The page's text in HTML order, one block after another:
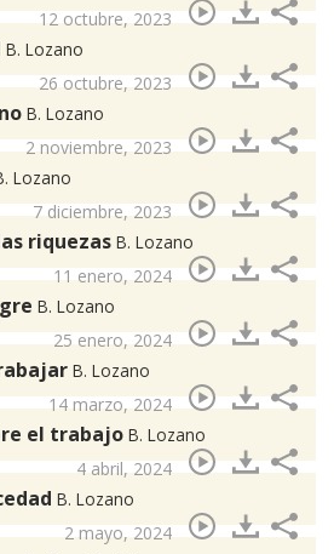
12 octubre, 2023
B. Lozano
26 octubre, 2023
B. Lozano
2 noviembre, 2023
Lozano
7 diciembre, 2023
riquezas B. Lozano
11 enero, 2024
B. Lozano
25 enero, 2024
B. Lozano
14 marzo, 2024
el trabajo B. Lozano
4 abril, 2024
B. Lozano
2 mayo, 2024